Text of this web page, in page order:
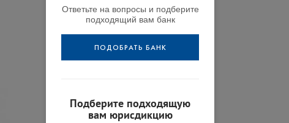
Ответьте на вопросы и подберите
подходящий вам банк
ПОДОБРАТЬ БАНК
Подберите подходящую
вам юрисдикцию